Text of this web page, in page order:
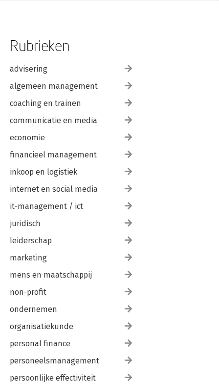
Rubrieken
advisering
algemeen management
coaching en trainen
communicatie en media
economie
financieel management
inkoop en logistiek
internet en social media
it-management / ict
juridisch
leiderschap
marketing
mens en maatschappij
non-profit
ondernemen
organisatiekunde
personal finance
personeelsmanagement
persoonlijke effectiviteit